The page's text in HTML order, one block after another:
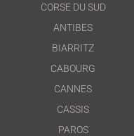
CORSE DU SUD
ANTIBES
BIARRITZ
CABOURG
CANNES
CASSIS
PAROS